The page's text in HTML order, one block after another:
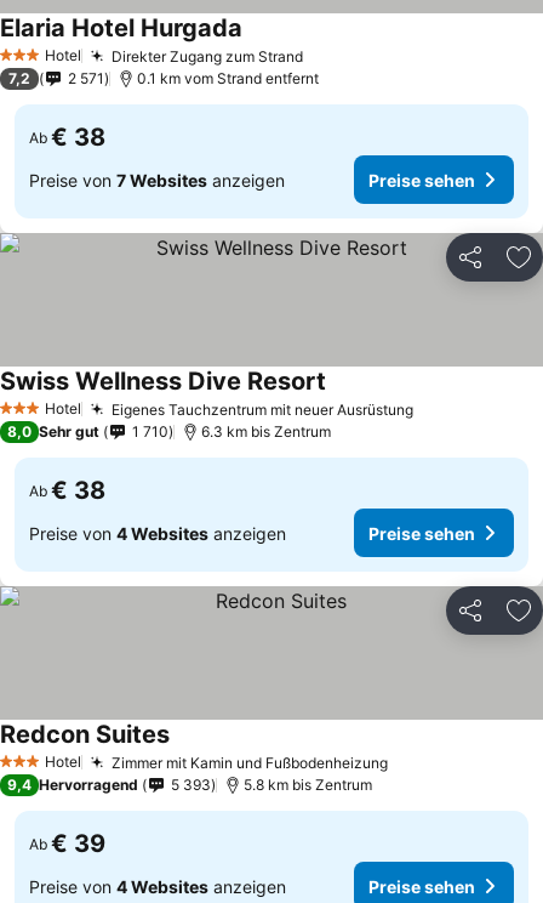
3 SterneHotel Direkter Zugang zum Strand
Elaria Hotel Hurgada
7,2 2 571 0.1 km vom Strand entfernt
Ab € 38
Preise von 7 Websites anzeigen Preise sehen
Teilen
3 SterneHotel Eigenes Tauchzentrum mit neuer Ausrüstung
Swiss Wellness Dive Resort
8,0 Sehr gut 1 710 6.3 km bis Zentrum
Ab € 38
Preise von 4 Websites anzeigen Preise sehen
Teilen
3 SterneHotel Zimmer mit Kamin und Fußbodenheizung
Redcon Suites
9,4 Hervorragend 5 393 5.8 km bis Zentrum
Ab € 39
Preise von 4 Websites anzeigen Preise sehen